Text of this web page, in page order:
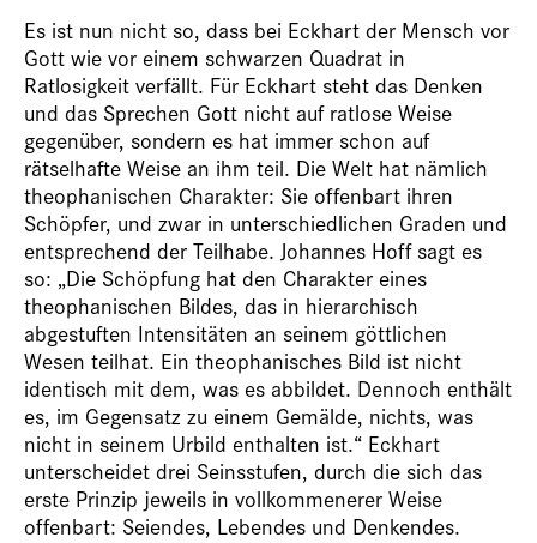
Es ist nun nicht so, dass bei Eckhart der Mensch vor
Gott wie vor einem schwarzen Quadrat in
Ratlosigkeit verfällt. Für Eckhart steht das Denken
und das Sprechen Gott nicht auf ratlose Weise
gegenüber, sondern es hat immer schon auf
rätselhafte Weise an ihm teil. Die Welt hat nämlich
theophanischen Charakter: Sie offenbart ihren
Schöpfer, und zwar in unterschiedlichen Graden und
entsprechend der Teilhabe. Johannes Hoff sagt es
so: „Die Schöpfung hat den Charakter eines
theophanischen Bildes, das in hierarchisch
abgestuften Intensitäten an seinem göttlichen
Wesen teilhat. Ein theophanisches Bild ist nicht
identisch mit dem, was es abbildet. Dennoch enthält
es, im Gegensatz zu einem Gemälde, nichts, was
nicht in seinem Urbild enthalten ist.“ Eckhart
unterscheidet drei Seinsstufen, durch die sich das
erste Prinzip jeweils in vollkommenerer Weise
offenbart: Seiendes, Lebendes und Denkendes.